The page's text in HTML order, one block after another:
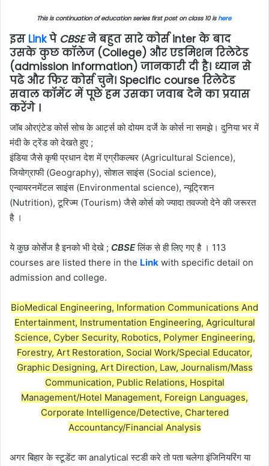
This is continuation of education series first post on class 10 ishere
इस Link पे CBSE ने बहुत सारे कोर्स inter के बाद
उसके कुछ कॉलेज (College) और एडमिशन रिलेटेड
(admission information) जानकारी दी है। ध्यान से
पढे और फिर कोर्स चुने। Specific course रिलेटेड
सवाल कॉमेंट में पूछे हम उसका जवाब देने का प्रयास
करेंगे ।
जॉब ओरएंटेड कोर्स सोच के आर्ट्स को दोयम दर्जे के कोर्स ना समझे। दुनिया भर में
मंदी के ट्रेंड को देखते हुए ;
इंडिया जैसे कृषी प्रधान देश में एग्रीकल्चर (Agricultural Science),
जियोग्राफी (Geography), सोशल साइंस (Social science),
एन्वायरनमेंटल साइंस (Environmental science), न्यूट्रिशन
(Nutrition), टूरिज्म (Tourism) जैसे कोर्स को ज्यादा तवज्जो देने की जरूरत
है ।
ये कुछ कोर्सेज है इनको भी देखे ; CBSE लिंक से ही लिए गए है । 113
courses are listed there in the Link with specific detail on
admission and college.
BioMedical Engineering, Information Communications And
Entertainment, Instrumentation Engineering, Agricultural
Science, Cyber Security, Robotics, Polymer Engineering,
Forestry, Art Restoration, Social Work/Special Educator,
Graphic Designing, Art Direction, Law, Journalism/Mass
Communication, Public Relations, Hospital
Management/Hotel Management, Foreign Languages,
Corporate Intelligence/Detective, Chartered
Accountancy/Financial Analysis
अगर बिहार के स्टूडेंट का analytical स्टडी करे तो पता चलेगा इंजिनियरिंग या